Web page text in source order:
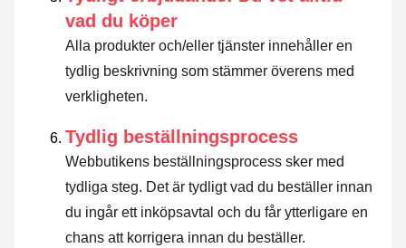
vad du köper
Alla produkter och/eller tjänster innehåller en
tydlig beskrivning som stämmer överens med
verkligheten.
Tydlig beställningsprocess
Webbutikens beställningsprocess sker med
tydliga steg. Det är tydligt vad du beställer innan
du ingår ett inköpsavtal och du får ytterligare en
chans att korrigera innan du beställer.